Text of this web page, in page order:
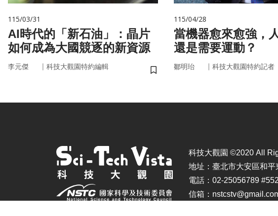
115/03/31
AI時代的「新石油」：晶片
如何成為大國競逐的新資源
李元傑 ｜ 科技大觀園特約編輯
儲存書籤
115/04/28
當機器愈來愈強，
還是需要運動？
鄒明珆 ｜ 科技大觀園特約記者
科技大觀園 ©2020 All
地址：臺北市大安區和
電話：02-25056789
信箱：